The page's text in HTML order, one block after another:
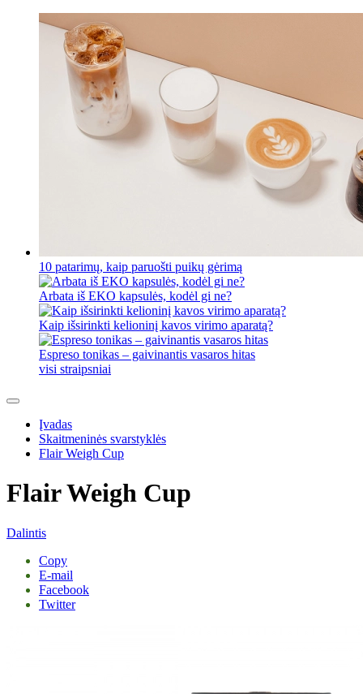
10 patarimų, kaip paruošti puikų gėrimą
Arbata iš EKO kapsulės, kodėl gi ne?
Kaip išsirinkti kelioninį kavos virimo aparatą?
Espreso tonikas – gaivinantis vasaros hitas
visi straipsniai
Įvadas
Skaitmeninės svarstyklės
Flair Weigh Cup
Flair Weigh Cup
Dalintis
Copy
E-mail
Facebook
Twitter